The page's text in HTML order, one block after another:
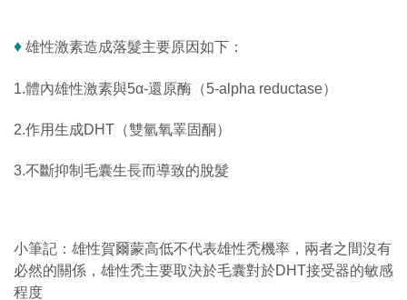
♦ 雄性激素造成落髮主要原因如下：
1.體內雄性激素與5α-還原酶（5-alpha reductase）
2.作用生成DHT（雙氫氧睪固酮）
3.不斷抑制毛囊生長而導致的脫髮
小筆記： 雄性賀爾蒙高低不代表雄性禿機率，兩者之間沒有
必然的關係，雄性禿主要取決於毛囊對於DHT接受器的敏感
程度